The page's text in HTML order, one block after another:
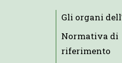
Gli organi
Normativa di
riferimento